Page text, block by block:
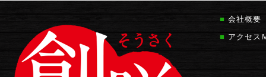
■ 会社概要
■ アクセス